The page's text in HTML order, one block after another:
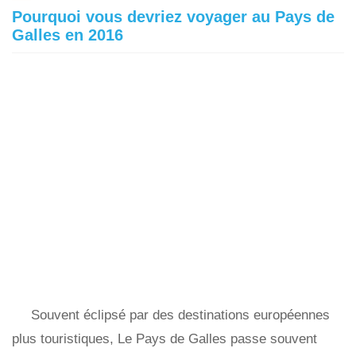
Pourquoi vous devriez voyager au Pays de
Galles en 2016
Souvent éclipsé par des destinations européennes
plus touristiques, Le Pays de Galles passe souvent